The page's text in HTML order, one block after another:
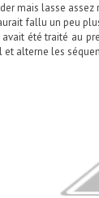
mais lasse
fallu un peu
été traité au
alterne les